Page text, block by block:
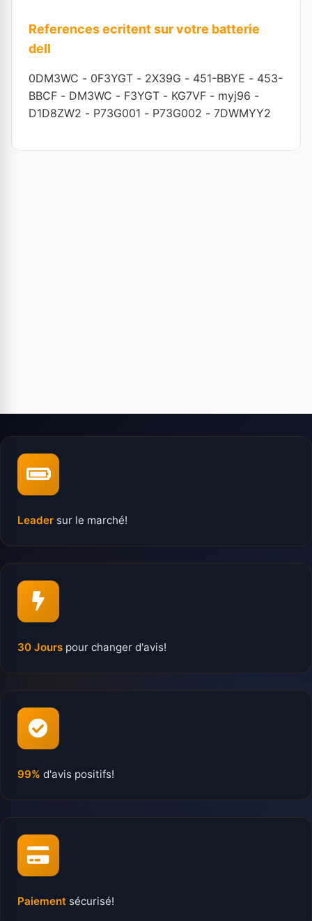
References ecritent sur votre batterie
dell
0DM3WC - 0F3YGT - 2X39G - 451-BBYE - 453-
BBCF - DM3WC - F3YGT - KG7VF - myj96 -
D1D8ZW2 - P73G001 - P73G002 - 7DWMYY2
Leader sur le marché!
30 Jours pour changer d'avis!
99% d'avis positifs!
Paiement sécurisé!